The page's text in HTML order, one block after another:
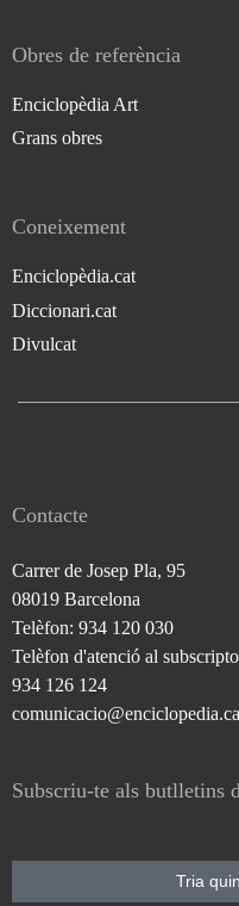
Obres de referència
Enciclopèdia Art
Grans obres
Coneixement
Enciclopèdia.cat
Diccionari.cat
Divulcat
Contacte
Carrer de Josep Pla, 95
08019 Barcelona
Telèfon: 934 120 030
Telèfon d'atenció al
934 126 124
Subscriu-te als butlletins
Tria